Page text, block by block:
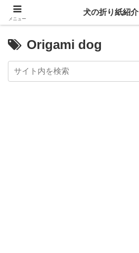
Origami dog
メニュー
犬の折り紙紹介